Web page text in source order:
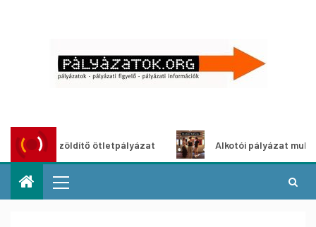
ötletpályázat Alkotói pályázat multimédia-